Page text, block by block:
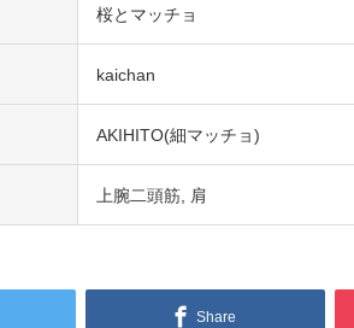
桜とマッチョ
kaichan
AKIHITO(細マッチョ)
上腕二頭筋 肩
Share